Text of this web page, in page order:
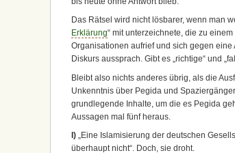
Das Rätsel wird nicht lösbarer, wenn man
Erklärung“ mit unterzeichnete, die zu
Organisationen aufrief und sich gegen
Diskurs aussprach. Gibt es „richtige“ und
Bleibt also nichts anderes übrig, als die
Unkenntnis über Pegida und
grundlegende Inhalte, um die es Pegida
Aussagen mal fünf heraus.
I) „Eine Islamisierung der deutschen
überhaupt nicht“. Doch, sie droht.